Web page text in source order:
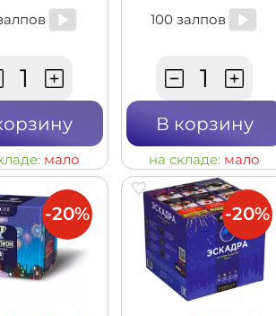
мало
100 залпов
В корзину
на складе: мало
-20% -20%